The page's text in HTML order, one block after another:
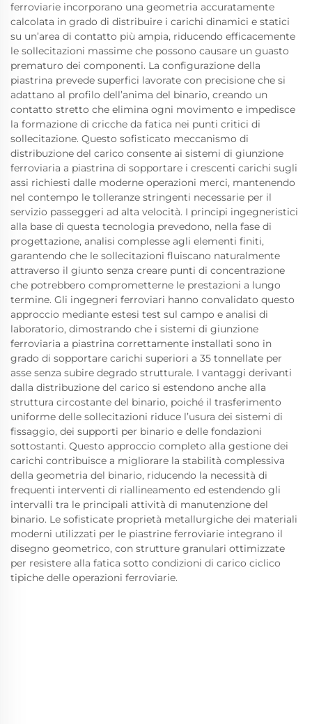
ferroviarie incorporano una geometria accuratamente
calcolata in grado di distribuire i carichi dinamici e statici
su un’area di contatto più ampia, riducendo efficacemente
le sollecitazioni massime che possono causare un guasto
prematuro dei componenti. La configurazione della
piastrina prevede superfici lavorate con precisione che si
adattano al profilo dell’anima del binario, creando un
contatto stretto che elimina ogni movimento e impedisce
la formazione di cricche da fatica nei punti critici di
sollecitazione. Questo sofisticato meccanismo di
distribuzione del carico consente ai sistemi di giunzione
ferroviaria a piastrina di sopportare i crescenti carichi sugli
assi richiesti dalle moderne operazioni merci, mantenendo
nel contempo le tolleranze stringenti necessarie per il
servizio passeggeri ad alta velocità. I principi ingegneristici
alla base di questa tecnologia prevedono, nella fase di
progettazione, analisi complesse agli elementi finiti,
garantendo che le sollecitazioni fluiscano naturalmente
attraverso il giunto senza creare punti di concentrazione
che potrebbero comprometterne le prestazioni a lungo
termine. Gli ingegneri ferroviari hanno convalidato questo
approccio mediante estesi test sul campo e analisi di
laboratorio, dimostrando che i sistemi di giunzione
ferroviaria a piastrina correttamente installati sono in
grado di sopportare carichi superiori a 35 tonnellate per
asse senza subire degrado strutturale. I vantaggi derivanti
dalla distribuzione del carico si estendono anche alla
struttura circostante del binario, poiché il trasferimento
uniforme delle sollecitazioni riduce l’usura dei sistemi di
fissaggio, dei supporti per binario e delle fondazioni
sottostanti. Questo approccio completo alla gestione dei
carichi contribuisce a migliorare la stabilità complessiva
della geometria del binario, riducendo la necessità di
frequenti interventi di riallineamento ed estendendo gli
intervalli tra le principali attività di manutenzione del
binario. Le sofisticate proprietà metallurgiche dei materiali
moderni utilizzati per le piastrine ferroviarie integrano il
disegno geometrico, con strutture granulari ottimizzate
per resistere alla fatica sotto condizioni di carico ciclico
tipiche delle operazioni ferroviarie.